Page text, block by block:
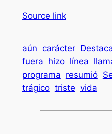
Source link
aún carácter
fuera hizo línea
programa resumió
trágico triste vida